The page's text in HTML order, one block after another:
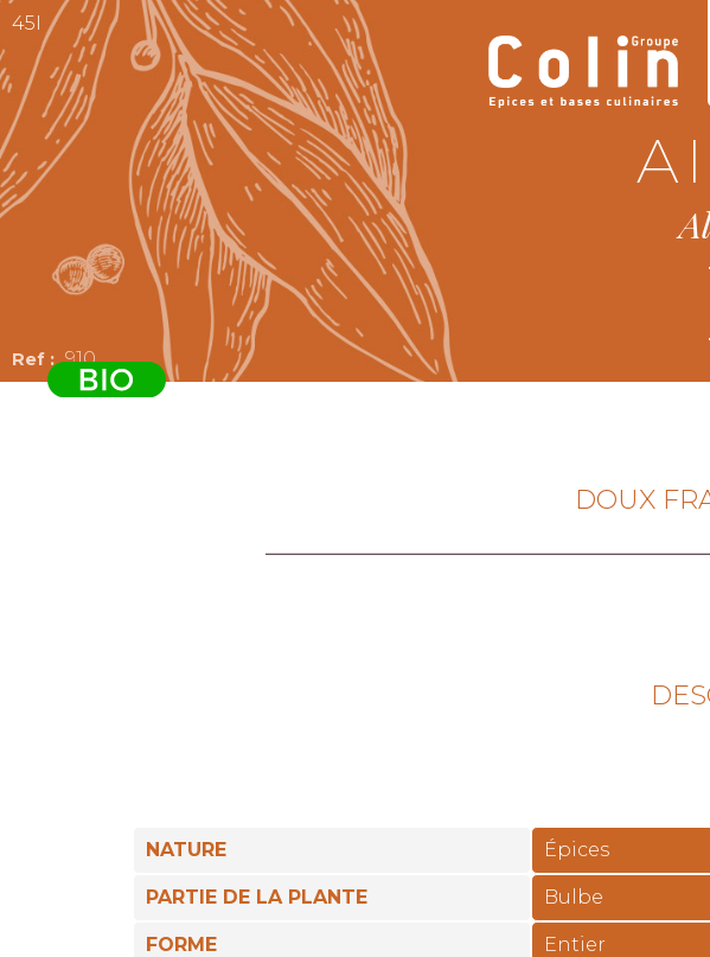
45I
910
DOUX
NATURE Épices
PARTIE DE LA PLANTE Bulbe
FORME Entier